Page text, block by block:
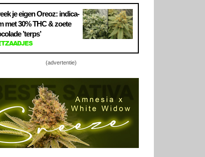
je eigen Oreoz: indica-
met 30% THC & zoete
’terps’
(advertentie)